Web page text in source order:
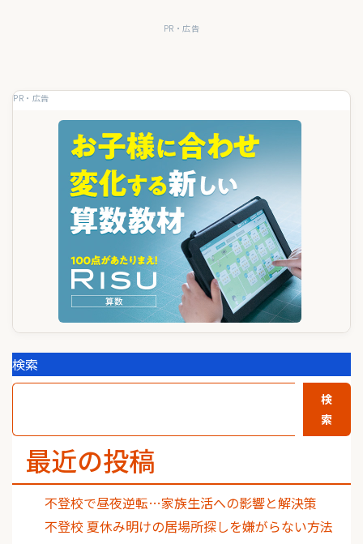
シ
PR・広告
PR・広告
検索
検
索
最近の投稿
不登校で昼夜逆転…家族生活への影響と解決策
不登校 夏休み明けの居場所探しを嫌がらない方法